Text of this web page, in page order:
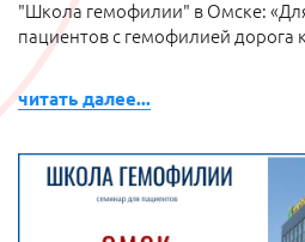
"Школа гемофилии" в Омске:
пациентов с гемофилией дорога
читать далее...